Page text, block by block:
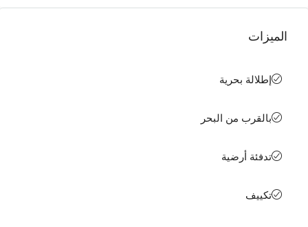
الميزات
إطلالة بحرية
بالقرب من البحر
تدفئة أرضية
تكييف